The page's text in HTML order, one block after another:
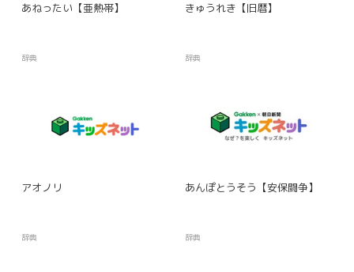
あねったい【亜熱帯】
辞典
きゅうれき【旧暦】
辞典
アオノリ
辞典
あんぽとうそう【安保闘争】
辞典